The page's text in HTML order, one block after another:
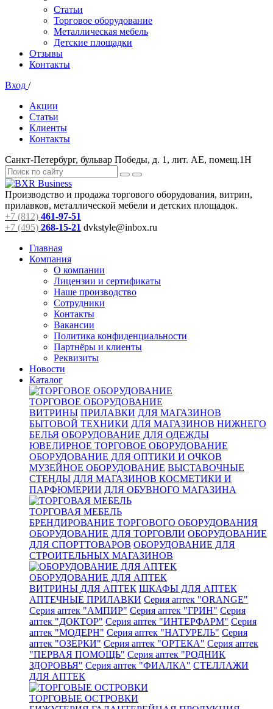
Статьи
Торговое оборудование
Металлическая мебель
Детские площадки
Отзывы
Контакты
Вход /
Акции
Статьи
Клиенты
Контакты
Санкт-Петербург, бульвар Победы, д. 1, лит. АЕ, помещ.1Н
Производство и продажа торгового оборудования, витрин,
прилавков, металлической мебели и детских площадок.
+7 (812) 461-97-51
+7 (495) 268-15-21 dvkstyle@inbox.ru
Главная
Компания
О компании
Лицензии и сертификаты
Наше производство
Сотрудники
Контакты
Вакансии
Политика конфиденциальности
Партнёры и клиенты
Реквизиты
Новости
Каталог
ТОРГОВОЕ ОБОРУДОВАНИЕ
ВИТРИНЫ ПРИЛАВКИ ДЛЯ МАГАЗИНОВ
БЫТОВОЙ ТЕХНИКИ ДЛЯ МАГАЗИНОВ НИЖНЕГО
БЕЛЬЯ ОБОРУДОВАНИЕ ДЛЯ ОДЕЖДЫ
ЮВЕЛИРНОЕ ТОРГОВОЕ ОБОРУДОВАНИЕ
ОБОРУДОВАНИЕ ДЛЯ ОПТИКИ И ОЧКОВ
МУЗЕЙНОЕ ОБОРУДОВАНИЕ ВЫСТАВОЧНЫЕ
СТЕНДЫ ДЛЯ МАГАЗИНОВ КОСМЕТИКИ И
ПАРФЮМЕРИИ ДЛЯ ОБУВНОГО МАГАЗИНА
ТОРГОВАЯ МЕБЕЛЬ
БРЕНДИРОВАНИЕ ТОРГОВОГО ОБОРУДОВАНИЯ
ОБОРУДОВАНИЕ ДЛЯ ТОРГОВЛИ ОБОРУДОВАНИЕ
ДЛЯ СПОРТТОВАРОВ ОБОРУДОВАНИЕ ДЛЯ
СТРОИТЕЛЬНЫХ МАГАЗИНОВ
ОБОРУДОВАНИЕ ДЛЯ АПТЕК
ВИТРИНЫ ДЛЯ АПТЕК ШКАФЫ ДЛЯ АПТЕК
АПТЕЧНЫЕ ПРИЛАВКИ Серия аптек "ORANGE"
Серия аптек "АМПИР" Серия аптек "ГРИН" Серия
аптек "ДОКТОР" Серия аптек "ИНТЕРФАРМ" Серия
аптек "МОДЕРН" Серия аптек "НАТУРЕЛЬ" Серия
аптек "ОЗЕРКИ" Серия аптек "ОРТЕКА" Серия аптек
"ПЕРВАЯ ПОМОЩЬ" Серия аптек "РОДНИК
ЗДОРОВЬЯ" Серия аптек "ФИАЛКА" СТЕЛЛАЖИ
ДЛЯ АПТЕК
ТОРГОВЫЕ ОСТРОВКИ